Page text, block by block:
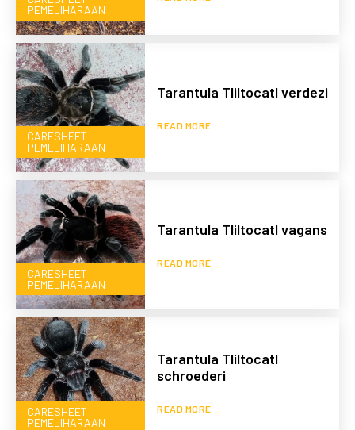
PEMELIHARAAN
CARESHEET
PEMELIHARAAN
Tarantula Tliltocatl verdezi
READ MORE
CARESHEET
PEMELIHARAAN
Tarantula Tliltocatl vagans
READ MORE
CARESHEET
PEMELIHARAAN
Tarantula Tliltocatl
schroederi
READ MORE